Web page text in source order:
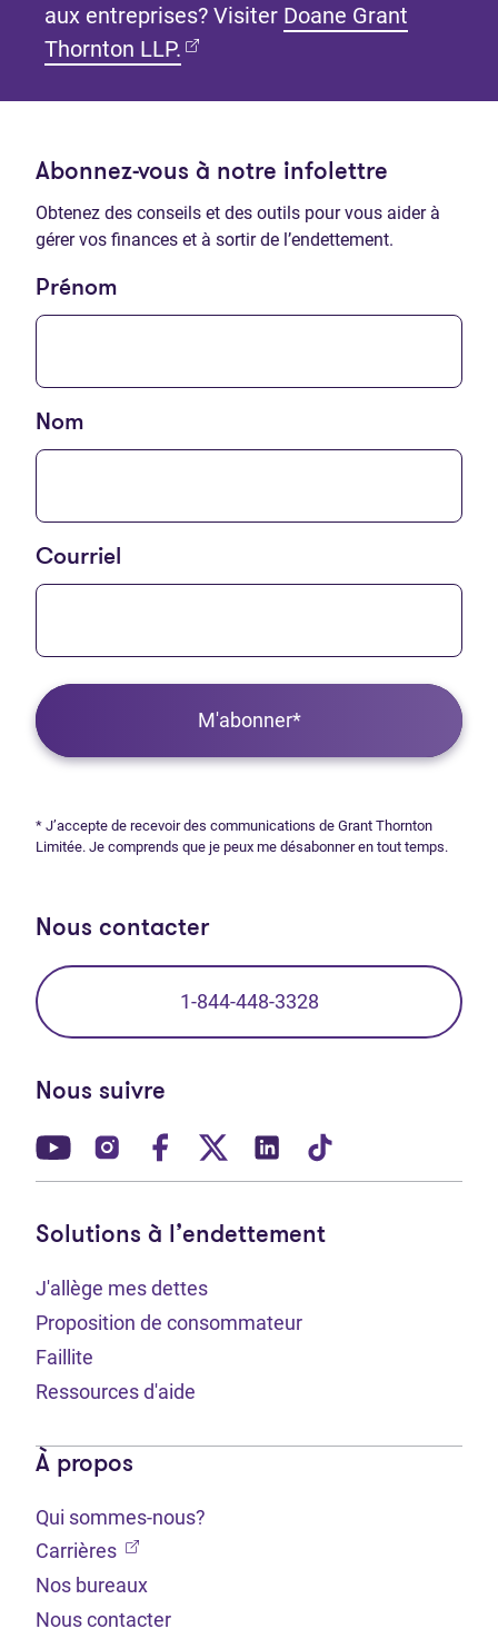
aux entreprises? Visiter Doane Grant
Thornton LLP. (Ouvre dans un nouvel onglet)
Abonnez-vous à notre infolettre
Obtenez des conseils et des outils pour vous aider à
gérer vos finances et à sortir de l’endettement.
Prénom
Nom
Courriel
M'abonner*
* J’accepte de recevoir des communications de Grant Thornton
Limitée. Je comprends que je peux me désabonner en tout temps.
Nous contacter
1-844-448-3328
Nous suivre
(Ouvre dans un nouvel onglet)
(Ouvre dans un nouvel onglet)
(Ouvre dans un nouvel onglet)
(Ouvre dans un nouvel
(Ouvre dans un
Solutions à l’endettement
J'allège mes dettes
Proposition de consommateur
Faillite
Ressources d'aide
À propos
Qui sommes-nous?
Carrières (Ouvre dans un nouvel onglet)
Nos bureaux
Nous contacter